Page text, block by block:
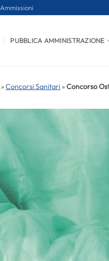
Ammissioni
PUBBLICA AMMINISTRAZIONE
»Concorsi Sanitari »Concorso